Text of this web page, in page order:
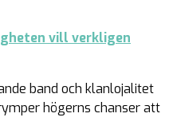
vill verkligen
band och klanlojalitet
högerns chanser att